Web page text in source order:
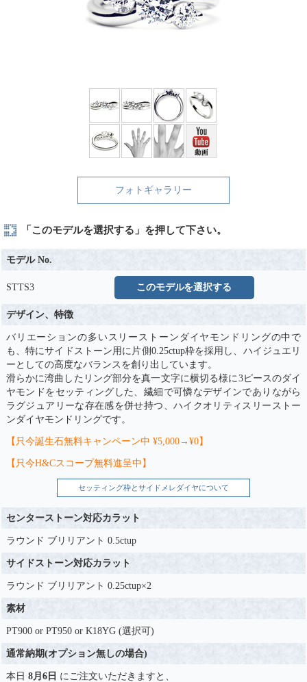
フォトギャラリー
「このモデルを選択する」を押して下さい。
モデル No.
STTS3 このモデルを選択する
デザイン、特徴
バリエーションの多いスリーストーンダイヤモンドリングの中で
も、特にサイドストーン用に片側0.25ctup枠を採用し、ハイジュエリ
ーとしての高度なバランスを創り出しています。
滑らかに湾曲したリング部分を真一文字に横切る様に3ピースのダイ
ヤモンドをセッティングした、繊細で可憐なデザインでありながら
ラグジュアリーな存在感を併せ持つ、ハイクオリティスリーストー
ンダイヤモンドリングです。
【只今誕生石無料キャンペーン中 ¥5,000→¥0】
【只今H&Cスコープ無料進呈中】
セッティング枠とサイドメレダイヤについて
センターストーン対応カラット
ラウンド ブリリアント 0.5ctup
サイドストーン対応カラット
ラウンド ブリリアント 0.25ctup×2
素材
PT900 or PT950 or K18YG (選択可)
通常納期(オプション無しの場合)
本日 8月6日 にご注文いただきますと、